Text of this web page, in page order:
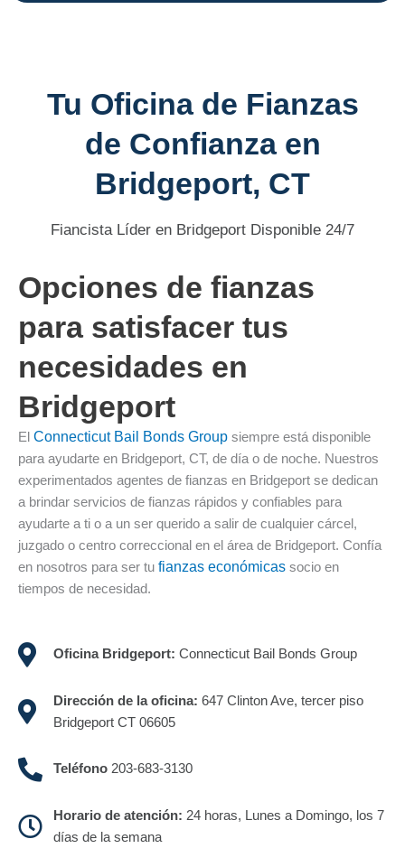
Tu Oficina de Fianzas
de Confianza en
Bridgeport, CT
Fiancista Líder en Bridgeport Disponible 24/7
Opciones de fianzas
para satisfacer tus
necesidades en
Bridgeport
El Connecticut Bail Bonds Group siempre está disponible
para ayudarte en Bridgeport, CT, de día o de noche. Nuestros
experimentados agentes de fianzas en Bridgeport se dedican
a brindar servicios de fianzas rápidos y confiables para
ayudarte a ti o a un ser querido a salir de cualquier cárcel,
juzgado o centro correccional en el área de Bridgeport. Confía
en nosotros para ser tu fianzas económicas socio en
tiempos de necesidad.
Oficina Bridgeport: Connecticut Bail Bonds Group
Dirección de la oficina: 647 Clinton Ave, tercer piso
Bridgeport CT 06605
Teléfono203-683-3130
Horario de atención: 24 horas, Lunes a Domingo, los 7
días de la semana